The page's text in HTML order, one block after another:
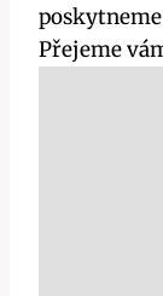
Přejeme